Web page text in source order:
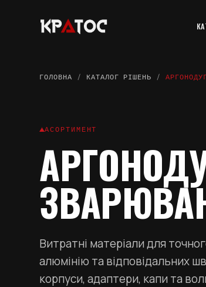
ГОЛОВНА / КАТАЛОГ РІШЕНЬ /
АСОРТИМЕНТ
Витратні матеріали для
алюмінію та відповідальних
корпуси, адаптери, капи та